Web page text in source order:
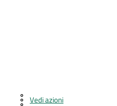
Vedi azioni